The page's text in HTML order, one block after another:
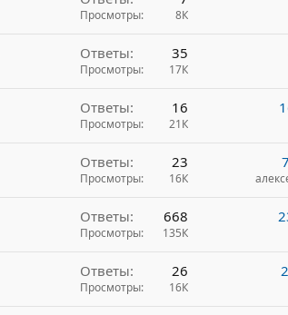
Просмотры 8К
Ответы 35
Просмотры 17К
Ответы 16
Просмотры 21К
Ответы 23
Просмотры 16К
Ответы 668
Просмотры 135К
Ответы 26
Просмотры 16К